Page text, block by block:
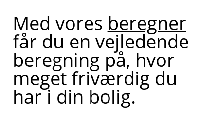
Med vores beregner
får du en vejledende
beregning på, hvor
meget friværdig du
har i din bolig.